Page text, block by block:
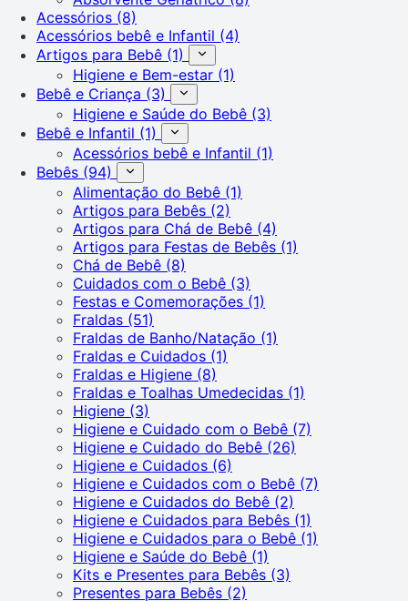
Acessórios (8)
Acessórios bebê e Infantil (4)
Artigos para Bebê (1)
Higiene e Bem-estar (1)
Bebê e Criança (3)
Higiene e Saúde do Bebê (3)
Bebê e Infantil (1)
Acessórios bebê e Infantil (1)
Bebês (94)
Alimentação do Bebê (1)
Artigos para Bebês (2)
Artigos para Chá de Bebê (4)
Artigos para Festas de Bebês (1)
Chá de Bebê (8)
Cuidados com o Bebê (3)
Festas e Comemorações (1)
Fraldas (51)
Fraldas de Banho/Natação (1)
Fraldas e Cuidados (1)
Fraldas e Higiene (8)
Fraldas e Toalhas Umedecidas (1)
Higiene (3)
Higiene e Cuidado com o Bebê (7)
Higiene e Cuidado do Bebê (26)
Higiene e Cuidados (6)
Higiene e Cuidados com o Bebê (7)
Higiene e Cuidados do Bebê (2)
Higiene e Cuidados para Bebês (1)
Higiene e Cuidados para o Bebê (1)
Higiene e Saúde do Bebê (1)
Kits e Presentes para Bebês (3)
Presentes para Bebês (2)